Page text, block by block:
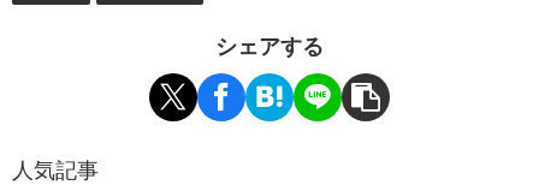
シェアする
人気記事